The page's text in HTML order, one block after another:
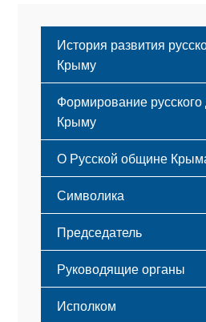
История развития
Крыму
Формирование
Крыму
Русский Крым
О Русской общине
Этапы становления
Принципы деятельности
Структура
Мероприятия
Символика
Флаг
Герб
Гимн
Председатель
Руководящие органы
Исполком